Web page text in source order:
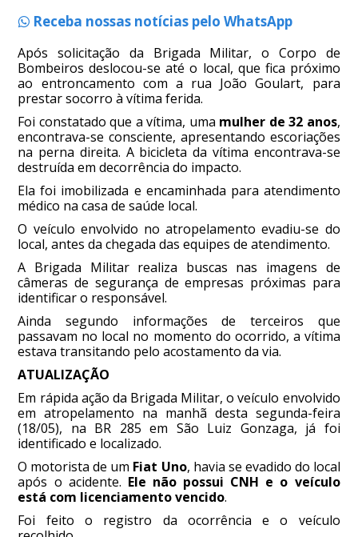
Receba nossas notícias pelo WhatsApp
Após solicitação da Brigada Militar, o Corpo de
Bombeiros deslocou-se até o local, que fica próximo
ao entroncamento com a rua João Goulart, para
prestar socorro à vítima ferida.
Foi constatado que a vítima, uma mulher de 32 anos,
encontrava-se consciente, apresentando escoriações
na perna direita. A bicicleta da vítima encontrava-se
destruída em decorrência do impacto.
Ela foi imobilizada e encaminhada para atendimento
médico na casa de saúde local.
O veículo envolvido no atropelamento evadiu-se do
local, antes da chegada das equipes de atendimento.
A Brigada Militar realiza buscas nas imagens de
câmeras de segurança de empresas próximas para
identificar o responsável.
Ainda segundo informações de terceiros que
passavam no local no momento do ocorrido, a vítima
estava transitando pelo acostamento da via.
ATUALIZAÇÃO
Em rápida ação da Brigada Militar, o veículo envolvido
em atropelamento na manhã desta segunda-feira
(18/05), na BR 285 em São Luiz Gonzaga, já foi
identificado e localizado.
O motorista de um Fiat Uno, havia se evadido do local
após o acidente. Ele não possui CNH e o veículo
está com licenciamento vencido.
Foi feito o registro da ocorrência e o veículo